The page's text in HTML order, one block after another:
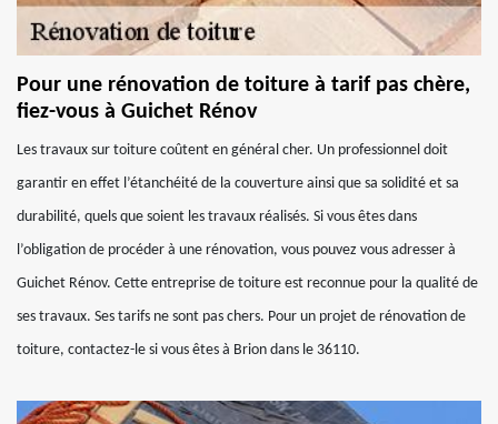
Pour une rénovation de toiture à tarif pas chère,
fiez-vous à Guichet Rénov
Les travaux sur toiture coûtent en général cher. Un professionnel doit
garantir en effet l’étanchéité de la couverture ainsi que sa solidité et sa
durabilité, quels que soient les travaux réalisés. Si vous êtes dans
l’obligation de procéder à une rénovation, vous pouvez vous adresser à
Guichet Rénov. Cette entreprise de toiture est reconnue pour la qualité de
ses travaux. Ses tarifs ne sont pas chers. Pour un projet de rénovation de
toiture, contactez-le si vous êtes à Brion dans le 36110.